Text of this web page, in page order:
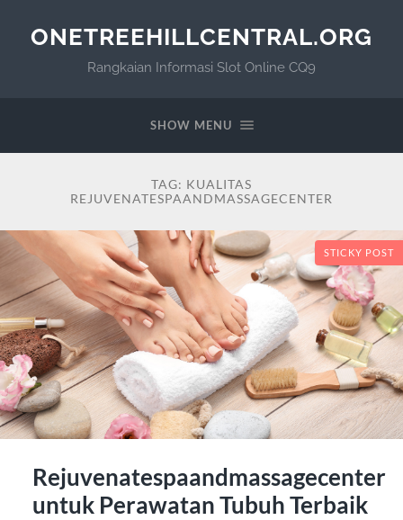
ONETREEHILLCENTRAL.ORG
Rangkaian Informasi Slot Online CQ9
SHOW MENU
TAG: KUALITAS
REJUVENATESPAANDMASSAGECENTER
STICKY POST
Rejuvenatespaandmassagecenter
untuk Perawatan Tubuh Terbaik